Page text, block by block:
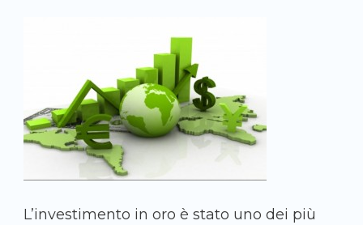
L’investimento in oro è stato uno dei più